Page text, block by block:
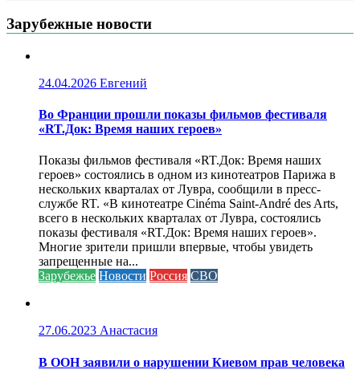
Зарубежные новости
24.04.2026 Евгений
Во Франции прошли показы фильмов фестиваля
«RT.Док: Время наших героев»
Показы фильмов фестиваля «RT.Док: Время наших
героев» состоялись в одном из кинотеатров Парижа в
нескольких кварталах от Лувра, сообщили в пресс-
службе RT. «В кинотеатре Cinéma Saint-André des Arts,
всего в нескольких кварталах от Лувра, состоялись
показы фестиваля «RT.Док: Время наших героев».
Многие зрители пришли впервые, чтобы увидеть
запрещенные на...
Зарубежье Новости Россия СВО
27.06.2023 Анастасия
В ООН заявили о нарушении Киевом прав человека